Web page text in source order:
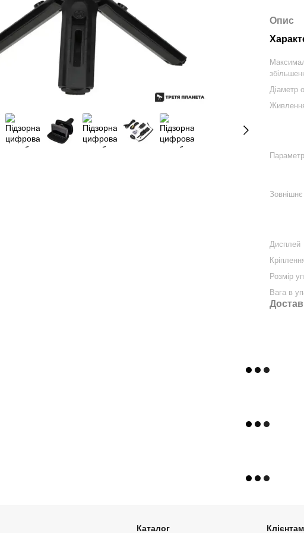
Опис
Діаметр
Дисплей
Розмір
Вага в
Каталог Клієнтам